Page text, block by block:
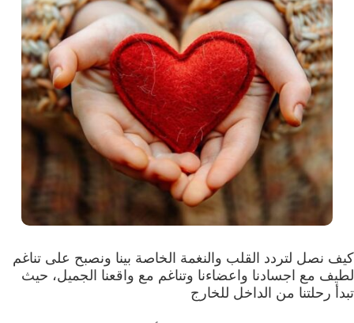
كيف نصل لتردد القلب والنغمة الخاصة بينا ونصبح على تناغم
لطيف مع اجسادنا واعضاءنا وتناغم مع واقعنا الجميل، حيث
تبدأ رحلتنا من الداخل للخارج